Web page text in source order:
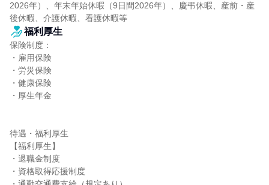
2026年）、年末年始休暇（9日間2026年）、慶弔休暇、産前・産
後休暇、介護休暇、看護休暇等
福利厚生
保険制度：
・雇用保険
・労災保険
・健康保険
・厚生年金
待遇・福利厚生
【福利厚生】
・退職金制度
・資格取得応援制度